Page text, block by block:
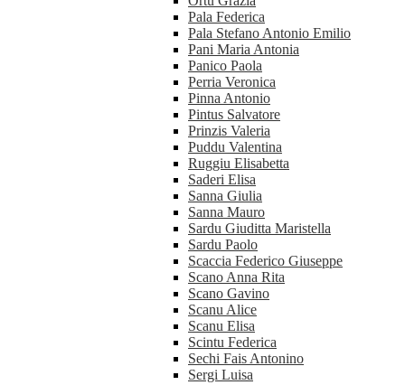
Pala Federica
Pala Stefano Antonio Emilio
Pani Maria Antonia
Panico Paola
Perria Veronica
Pinna Antonio
Pintus Salvatore
Prinzis Valeria
Puddu Valentina
Ruggiu Elisabetta
Saderi Elisa
Sanna Giulia
Sanna Mauro
Sardu Giuditta Maristella
Sardu Paolo
Scaccia Federico Giuseppe
Scano Anna Rita
Scano Gavino
Scanu Alice
Scanu Elisa
Scintu Federica
Sechi Fais Antonino
Sergi Luisa